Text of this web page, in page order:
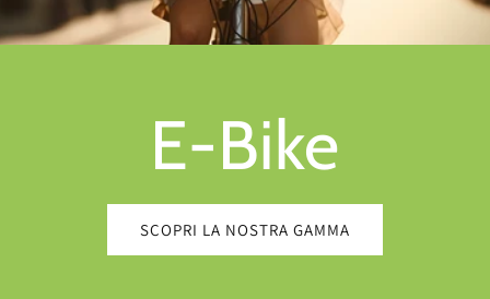
E-Bike
SCOPRI LA NOSTRA GAMMA